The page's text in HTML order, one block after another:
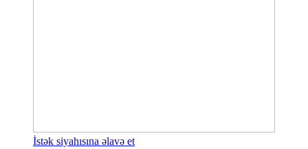
İstək siyahısına əlavə et